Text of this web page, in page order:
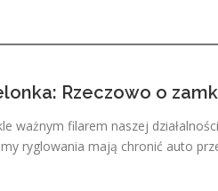
Rzeczowo o
ważnym filarem naszej
ryglowania mają chronić auto